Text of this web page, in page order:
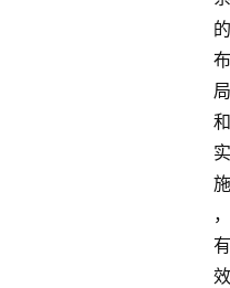
的
布
局
和
实
施
，
有
效